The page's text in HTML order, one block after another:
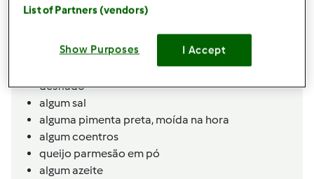
60 g manteiga
dentealho
rendeu 450g de bacalhau
desfiado
algumsal
alguma pimenta preta, moída na hora
algumcoentros
queijo parmesão em pó
algumazeite
List of Partners (vendors)
Show Purposes I Accept